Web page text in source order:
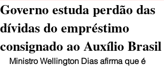
Governo estuda perdão das
dívidas do empréstimo
consignado ao Auxílio Brasil
Ministro Wellington Dias afirma que é